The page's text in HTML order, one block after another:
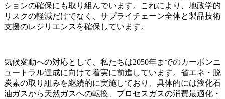
ションの確保にも取り組んでいます。これにより、地政学的
リスクの軽減だけでなく、サプライチェーン全体と製品技術
支援のレジリエンスを確保しています。
気候変動への対応として、私たちは2050年までのカーボンニ
ュートラル達成に向けて着実に前進しています。省エネ・脱
炭素の取り組みを継続的に実施しており、具体的には液化石
油ガスから天然ガスへの転換、プロセスガスの消費最適化・